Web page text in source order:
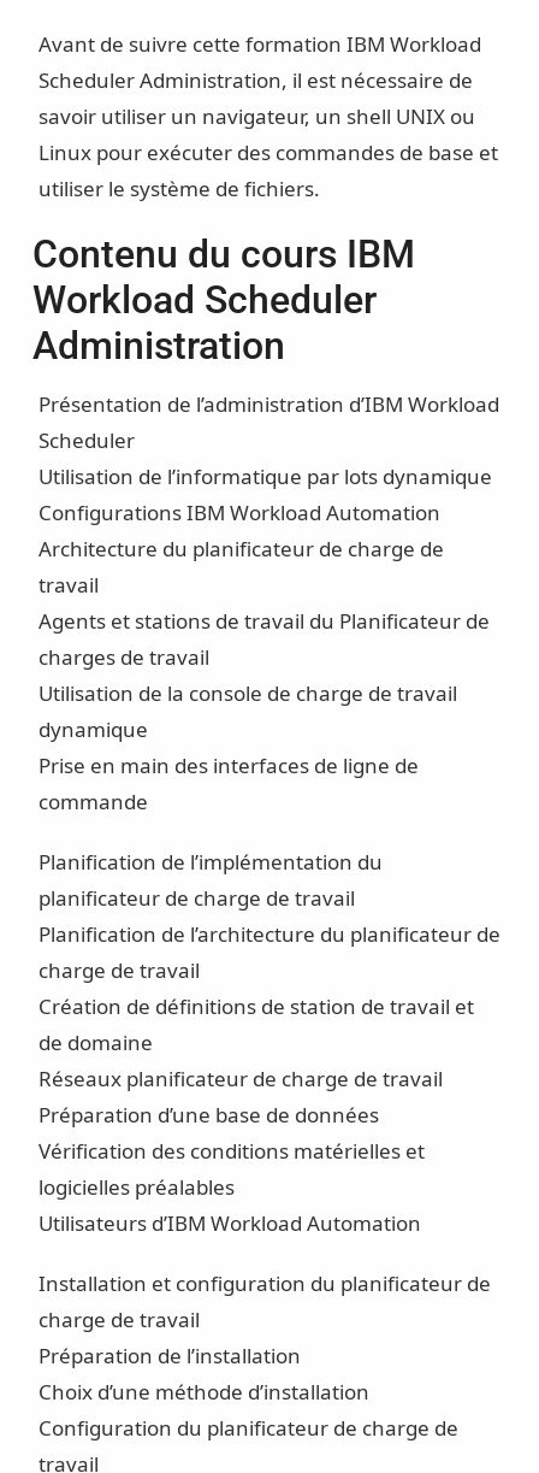
Avant de suivre cette formation IBM Workload
Scheduler Administration, il est nécessaire de
savoir utiliser un navigateur, un shell UNIX ou
Linux pour exécuter des commandes de base et
utiliser le système de fichiers.
Contenu du cours IBM
Workload Scheduler
Administration
Présentation de l’administration d’IBM Workload
Scheduler
Utilisation de l’informatique par lots dynamique
Configurations IBM Workload Automation
Architecture du planificateur de charge de
travail
Agents et stations de travail du Planificateur de
charges de travail
Utilisation de la console de charge de travail
dynamique
Prise en main des interfaces de ligne de
commande
Planification de l’implémentation du
planificateur de charge de travail
Planification de l’architecture du planificateur de
charge de travail
Création de définitions de station de travail et
de domaine
Réseaux planificateur de charge de travail
Préparation d’une base de données
Vérification des conditions matérielles et
logicielles préalables
Utilisateurs d’IBM Workload Automation
Installation et configuration du planificateur de
charge de travail
Préparation de l’installation
Choix d’une méthode d’installation
Configuration du planificateur de charge de
travail